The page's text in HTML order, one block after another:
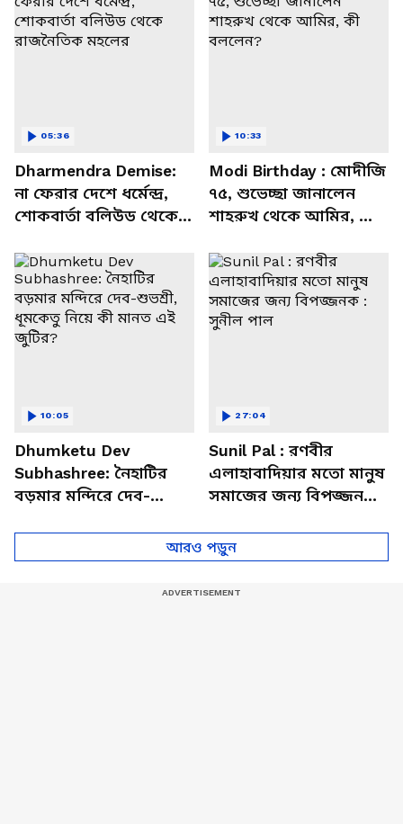
Dharmendra Demise:
না ফেরার দেশে ধর্মেন্দ্র,
শোকবার্তা বলিউড থেকে
05:36
Modi Birthday : মোদীজি
৭৫, শুভেচ্ছা জানালেন
শাহরুখ থেকে আমির, কী
10:33
Dhumketu Dev
Subhashree: নৈহাটির
বড়মার মন্দিরে দেব-
10:05
Sunil Pal : রণবীর
এলাহাবাদিয়ার মতো মানুষ
সমাজের জন্য বিপজ্জনক :
27:04
আরও পড়ুন